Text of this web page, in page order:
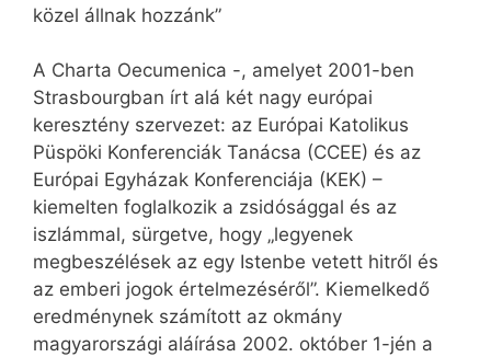
közel állnak hozzánk”
A Charta Oecumenica -, amelyet 2001-ben
Strasbourgban írt alá két nagy európai
keresztény szervezet: az Európai Katolikus
Püspöki Konferenciák Tanácsa (CCEE) és az
Európai Egyházak Konferenciája (KEK) –
kiemelten foglalkozik a zsidósággal és az
iszlámmal, sürgetve, hogy „legyenek
megbeszélések az egy Istenbe vetett hitről és
az emberi jogok értelmezéséről”. Kiemelkedő
eredménynek számított az okmány
magyarországi aláírása 2002. október 1-jén a